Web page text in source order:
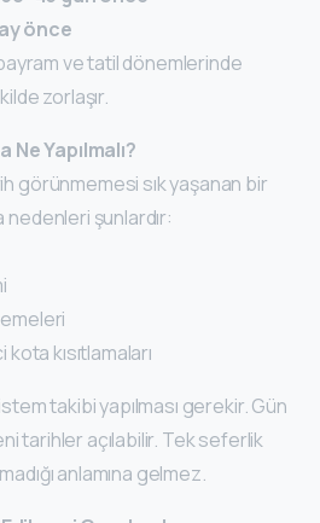
önce
bayram ve tatil dönemlerinde
zorlaşır.
Yapılmalı?
görünmemesi sık yaşanan bir
nedenleri şunlardır:
kısıtlamaları
takibi yapılması gerekir. Gün
tarihler açılabilir. Tek seferlik
anlamına gelmez.